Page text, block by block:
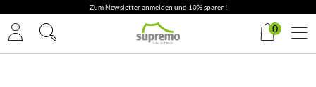
Zum Newsletter anmelden und 10% sparen!
0